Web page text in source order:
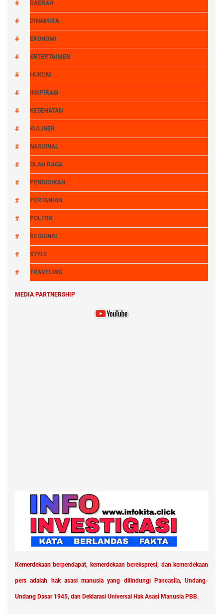
DAERAH
DINAMIKA
EKONOMI
ENTERTAIMEN
HUKUM
INSPIRASI
KESEHATAN
KULINER
NASIONAL
OLAH RAGA
PENDIDIKAN
PERTANIAN
POLITIK
REGIONAL
STYLE
TRAVELING
MEDIA PARTNERSHIP
Kemerdekaan berpendapat, kemerdekaan berekspresi, dan kemerdekaan
pers adalah hak asasi manusia yang dilindungi Pancasila, Undang-
Undang Dasar 1945, dan Deklarasi Universal Hak Asasi Manusia PBB.